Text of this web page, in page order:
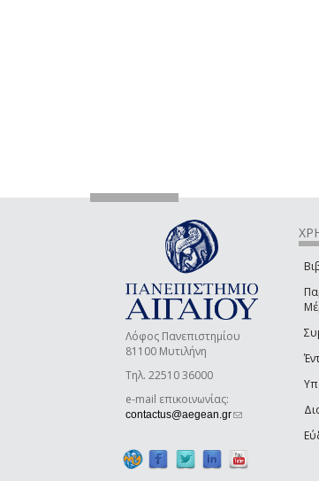
Λόφος Πανεπιστημίου
81100 Μυτιλήνη
Τηλ. 22510 36000
e-mail επικοινωνίας:
contactus@aegean.gr(link sends e-mail)